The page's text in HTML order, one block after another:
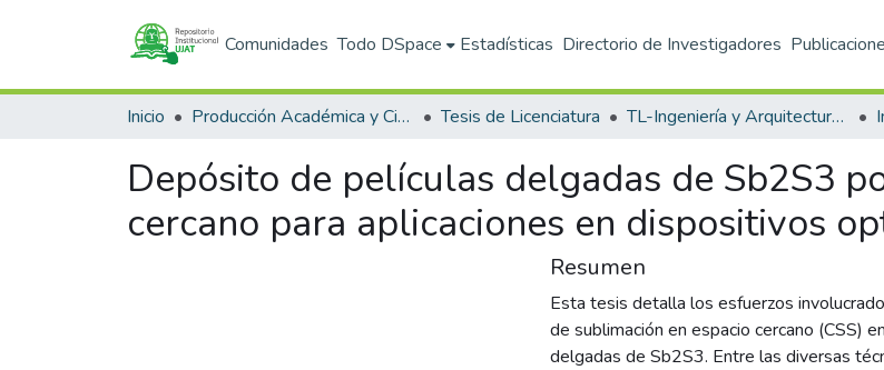
Comunidades Todo DSpace Estadísticas Directorio de Investigadores
Inicio Producción Académica y Científica Tesis de Licenciatura TL-Ingeniería y Arquitectura (DAIA)
Depósito de películas delgadas de Sb2S3
cercano para aplicaciones en dispositivos
Resumen
Esta tesis detalla los esfuerzos
de sublimación en espacio cercano (CSS)
delgadas de Sb2S3. Entre las diversas